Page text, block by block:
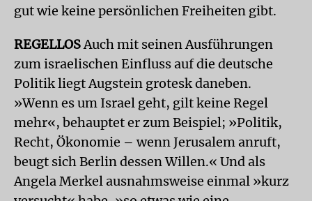
gut wie keine persönlichen Freiheiten gibt.
REGELLOS Auch mit seinen Ausführungen
zum israelischen Einfluss auf die deutsche
Politik liegt Augstein grotesk daneben.
»Wenn es um Israel geht, gilt keine Regel
mehr«, behauptet er zum Beispiel; »Politik,
Recht, Ökonomie – wenn Jerusalem anruft,
beugt sich Berlin dessen Willen.« Und als
Angela Merkel ausnahmsweise einmal »kurz